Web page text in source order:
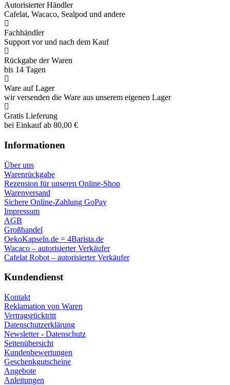
Autorisierter Händler
Cafelat, Wacaco, Sealpod und andere
Fachhändler
Support vor und nach dem Kauf
Rückgabe der Waren
bis 14 Tagen
Ware auf Lager
wir versenden die Ware aus unserem eigenen Lager
Gratis Lieferung
bei Einkauf ab 80,00 €
Informationen
Über uns
Warenrückgabe
Rezension für unseren Online-Shop
Warenversand
Sichere Online-Zahlung GoPay
Impressum
AGB
Großhandel
OekoKapseln.de = 4Barista.de
Wacaco – autorisierter Verkäufer
Cafelat Robot – autorisierter Verkäufer
Kundendienst
Kontakt
Reklamation von Waren
Vertragsrücktritt
Datenschutzerklärung
Newsletter - Datenschutz
Seitenübersicht
Kundenbewertungen
Geschenkgutscheine
Angebote
Anleitungen